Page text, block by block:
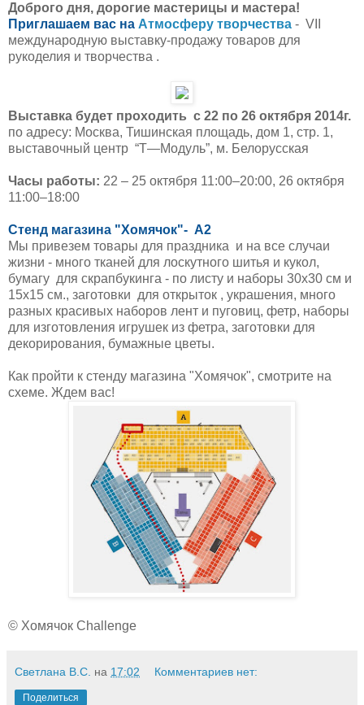
Доброго дня, дорогие мастерицы и мастера!
Приглашаем вас на Атмосферу творчества - VII
международную выставку-продажу товаров для
рукоделия и творчества .
Выставка будет проходить с 22 по 26 октября 2014г.
по адресу: Москва, Тишинская площадь, дом 1, стр. 1,
выставочный центр “Т—Модуль”, м. Белорусская
Часы работы: 22 – 25 октября 11:00–20:00, 26 октября
11:00–18:00
Стенд магазина "Хомячок"- А2
Мы привезем товары для праздника и на все случаи
жизни - много тканей для лоскутного шитья и кукол,
бумагу для скрапбукинга - по листу и наборы 30х30 см и
15х15 см., заготовки для открыток , украшения, много
разных красивых наборов лент и пуговиц, фетр, наборы
для изготовления игрушек из фетра, заготовки для
декорирования, бумажные цветы.
Как пройти к стенду магазина "Хомячок", смотрите на
схеме. Ждем вас!
© Хомячок Challenge
Светлана В.С. на 17:02 Комментариев нет:
Поделиться